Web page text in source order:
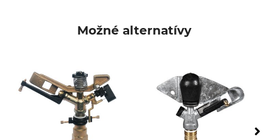
Označenie modelu
P/15-S
Výroba
Made in Italy
Možné alternatívy